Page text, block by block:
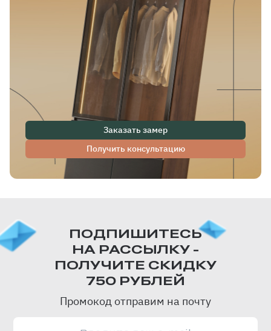
Заказать замер
Получить консультацию
ПОДПИШИТЕСЬ
НА РАССЫЛКУ -
ПОЛУЧИТЕ СКИДКУ
750 РУБЛЕЙ
Промокод отправим на почту